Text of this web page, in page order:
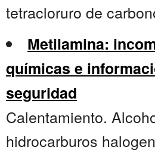
tetracloruro de
Metilamina:
químicas e
seguridad
Calentamiento.
hidrocarburos